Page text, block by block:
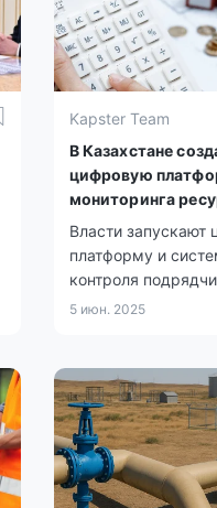
Kapster Team
В Казахстане
цифровую
мониторинга
Власти запускают
платформу и
контроля
повышения
5 июн. 2025